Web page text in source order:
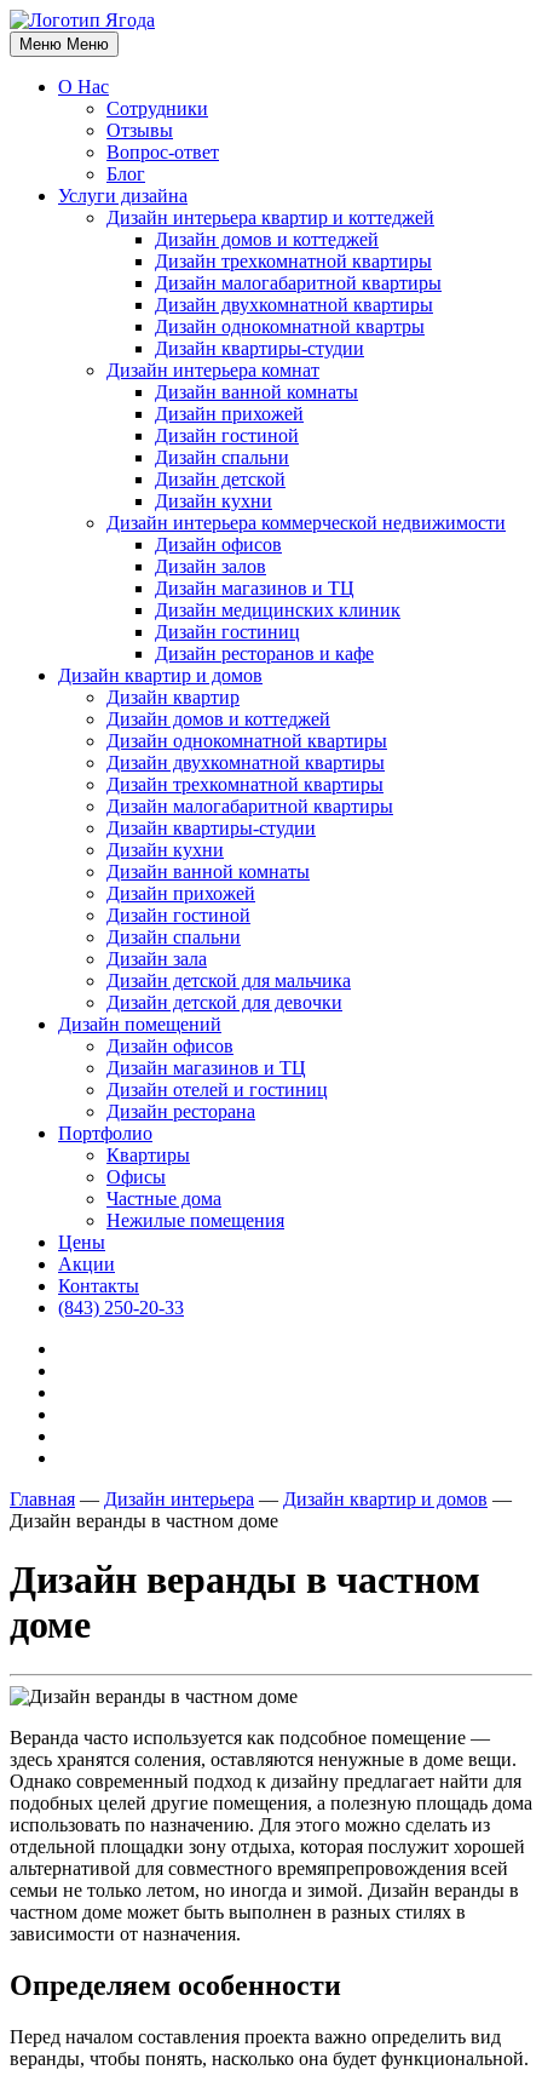
Меню Меню
О Нас
Сотрудники
Отзывы
Вопрос-ответ
Блог
Услуги дизайна
Дизайн интерьера квартир и коттеджей
Дизайн домов и коттеджей
Дизайн трехкомнатной квартиры
Дизайн малогабаритной квартиры
Дизайн двухкомнатной квартиры
Дизайн однокомнатной квартры
Дизайн квартиры-студии
Дизайн интерьера комнат
Дизайн ванной комнаты
Дизайн прихожей
Дизайн гостиной
Дизайн спальни
Дизайн детской
Дизайн кухни
Дизайн интерьера коммерческой недвижимости
Дизайн офисов
Дизайн залов
Дизайн магазинов и ТЦ
Дизайн медицинских клиник
Дизайн гостиниц
Дизайн ресторанов и кафе
Дизайн квартир и домов
Дизайн квартир
Дизайн домов и коттеджей
Дизайн однокомнатной квартиры
Дизайн двухкомнатной квартиры
Дизайн трехкомнатной квартиры
Дизайн малогабаритной квартиры
Дизайн квартиры-студии
Дизайн кухни
Дизайн ванной комнаты
Дизайн прихожей
Дизайн гостиной
Дизайн спальни
Дизайн зала
Дизайн детской для мальчика
Дизайн детской для девочки
Дизайн помещений
Дизайн офисов
Дизайн магазинов и ТЦ
Дизайн отелей и гостиниц
Дизайн ресторана
Портфолио
Квартиры
Офисы
Частные дома
Нежилые помещения
Цены
Акции
Контакты
(843) 250-20-33
Главная ― Дизайн интерьера ― Дизайн квартир и домов ―
Дизайн веранды в частном доме
Дизайн веранды в частном
доме
Веранда часто используется как подсобное помещение —
здесь хранятся соления, оставляются ненужные в доме вещи.
Однако современный подход к дизайну предлагает найти для
подобных целей другие помещения, а полезную площадь дома
использовать по назначению. Для этого можно сделать из
отдельной площадки зону отдыха, которая послужит хорошей
альтернативой для совместного времяпрепровождения всей
семьи не только летом, но иногда и зимой. Дизайн веранды в
частном доме может быть выполнен в разных стилях в
зависимости от назначения.
Определяем особенности
Перед началом составления проекта важно определить вид
веранды, чтобы понять, насколько она будет функциональной.